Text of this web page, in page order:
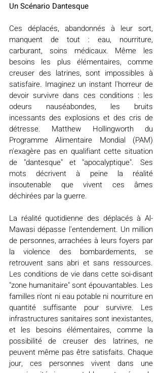
Un Scénario Dantesque
Ces déplacés, abandonnés à leur sort,
manquent de tout : eau, nourriture,
carburant, soins médicaux. Même les
besoins les plus élémentaires, comme
creuser des latrines, sont impossibles à
satisfaire. Imaginez un instant l'horreur de
devoir survivre dans ces conditions : les
odeurs nauséabondes, les bruits
incessants des explosions et des cris de
détresse. Matthew Hollingworth du
Programme Alimentaire Mondial (PAM)
n'exagère pas en qualifiant cette situation
de "dantesque" et "apocalyptique". Ses
mots décrivent à peine la réalité
insoutenable que vivent ces âmes
déchirées par la guerre.
La réalité quotidienne des déplacés à Al-
Mawasi dépasse l'entendement. Un million
de personnes, arrachées à leurs foyers par
la violence des bombardements, se
retrouvent sans abri et sans ressources.
Les conditions de vie dans cette soi-disant
"zone humanitaire" sont épouvantables. Les
familles n'ont ni eau potable ni nourriture en
quantité suffisante pour survivre. Les
infrastructures sanitaires sont inexistantes,
et les besoins élémentaires, comme la
possibilité de creuser des latrines, ne
peuvent même pas être satisfaits. Chaque
jour, ces personnes vivent dans une